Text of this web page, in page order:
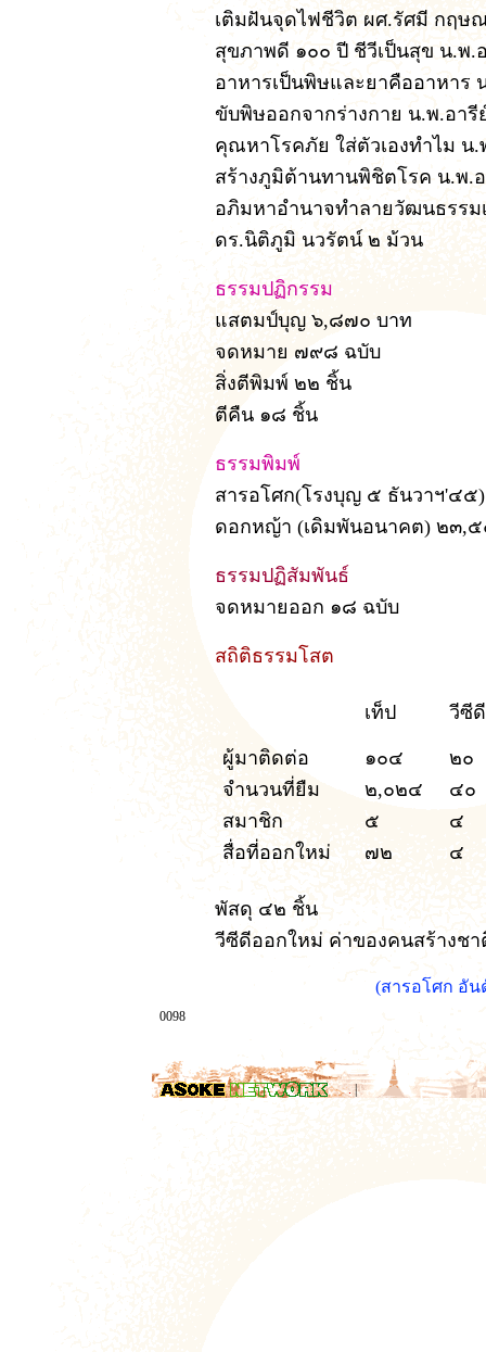
เติมฝันจุดไฟชีวิต ผศ.รัศมี กฤษ
สุขภาพดี ๑๐๐ ปี ชีวีเป็นสุข น.พ.
อาหารเป็นพิษและยาคืออาหาร
ขับพิษออกจากร่างกาย น.พ.อารี
คุณหาโรคภัย ใส่ตัวเองทำไม น
สร้างภูมิต้านทานพิชิตโรค น.พ.
อภิมหาอำนาจทำลายวัฒนธรรม
ดร.นิติภูมิ นวรัตน์ ๒ ม้วน
ธรรมปฏิกรรม
แสตมป์บุญ ๖,๘๗๐ บาท
จดหมาย ๗๙๘ ฉบับ
สิ่งตีพิมพ์ ๒๒ ชิ้น
ตีคืน ๑๘ ชิ้น
ธรรมพิมพ์
สารอโศก(โรงบุญ ๕ ธันวาฯ'๔๕
ดอกหญ้า (เดิมพันอนาคต) ๒๓,๕
ธรรมปฏิสัมพันธ์
จดหมายออก ๑๘ ฉบับ
สถิติธรรมโสต
เท็ป วีซีดี
ผู้มาติดต่อ
จำนวนที่ยืม
สมาชิก
สื่อที่ออกใหม่
๑๐๔
๒,๐๒๔
๕
๗๒
๒๐
๔๐
๔
๔
พัสดุ ๔๒ ชิ้น
วีซีดีออกใหม่ ค่าของคนสร้างช
(สารอโศก อั
0098
.|